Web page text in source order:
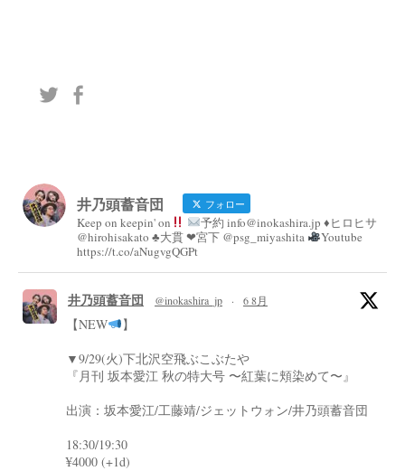
井乃頭蓄音団 フォロー
Keep on keepin' on
予約 info@inokashira.jp ♦︎ヒロヒサ
@hirohisakato ♣︎大貫 ❤︎宮下 @psg_miyashita
Youtube
https://t.co/aNugvgQGPt
井乃頭蓄音団 @inokashira_jp · 6 8月
【NEW
】
▼9/29(火)下北沢空飛ぶこぶたや
『月刊 坂本愛江 秋の特大号 〜紅葉に頬染めて〜』
出演：坂本愛江/工藤靖/ジェットウォン/井乃頭蓄音団
18:30/19:30
¥4000 (+1d)